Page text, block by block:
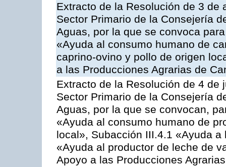
Extracto de la Resolución de 3
Sector Primario de la Consejería
Aguas, por la que se convoca
«Ayuda al consumo humano de
caprino-ovino y pollo de origen
a las Producciones Agrarias de
Extracto de la Resolución de 4
Sector Primario de la Consejería
Aguas, por la que se convocan,
«Ayuda al consumo humano de
local», Subacción III.4.1 «Ayuda
«Ayuda al productor de leche de
Apoyo a las Producciones